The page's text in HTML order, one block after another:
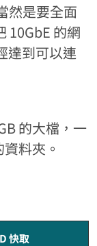
然是要全面
10GbE 的網
達到可以連
的大檔，一
料夾。
快取